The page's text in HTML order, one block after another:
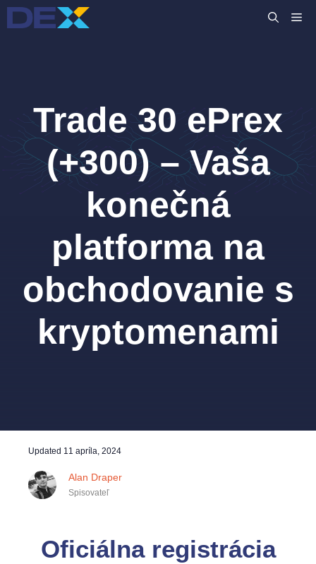
Preskočiť
na
Trade 30 ePrex
(+300) – Vaša
konečná
platforma na
obchodovanie s
kryptomenami
Updated 11 apríla, 2024
Alan Draper
Spisovateľ
Oficiálna registrácia